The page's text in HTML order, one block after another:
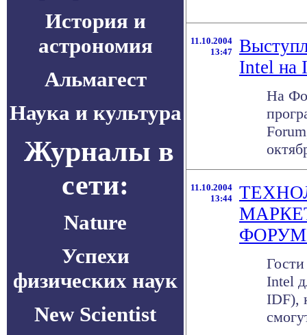
История и
астрономия
Альмагест
Наука и культура
Журналы в
сети:
Nature
Успехи
физических наук
New Scientist
11.10.2004
13:47
Intel на
На
11.10.2004
13:44
Intel
IDF),